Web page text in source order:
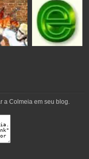
a Colmeia em seu blog.